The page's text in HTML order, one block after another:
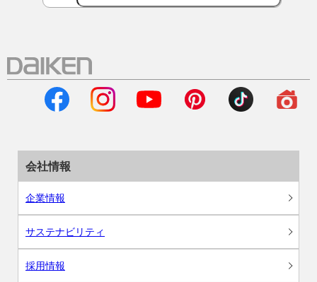
会社情報
企業情報
サステナビリティ
採用情報